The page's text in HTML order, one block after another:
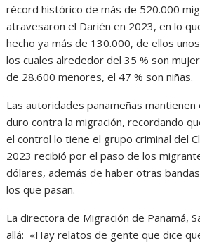
récord histórico de más de 520.000
atravesaron el Darién en 2023, en lo
hecho ya más de 130.000, de ellos
los cuales alrededor del 35 % son
de 28.600 menores, el 47 % son niñas.
Las autoridades panameñas
duro contra la migración, recordando
el control lo tiene el grupo criminal del
2023 recibió por el paso de los
dólares, además de haber otras
los que pasan.
La directora de Migración de Panamá,
allá: «Hay relatos de gente que dice